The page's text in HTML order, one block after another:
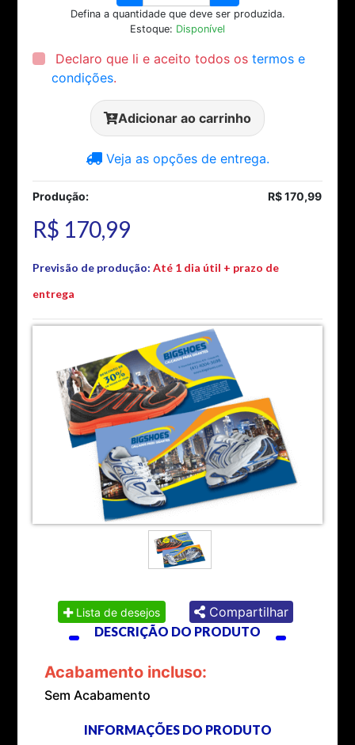
Defina a quantidade que deve ser produzida.
Estoque: Disponível
Declaro que li e aceito todos ostermos e
condições.
Adicionar ao carrinho
Veja as opções de entrega.
Produção: R$ 170,99
R$ 170,99
Previsão de produção: Até 1 dia útil + prazo de
entrega
Lista de desejos Compartilhar
DESCRIÇÃO DO PRODUTO
Acabamento incluso:
Sem Acabamento
INFORMAÇÕES DO PRODUTO